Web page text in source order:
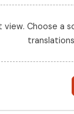
view. Choose a